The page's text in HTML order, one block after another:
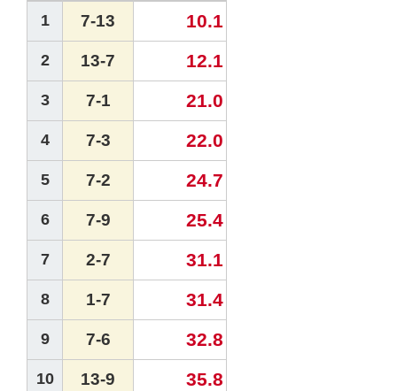
1 7-13 10.1
2 13-7 12.1
3 7-1 21.0
4 7-3 22.0
5 7-2 24.7
6 7-9 25.4
7 2-7 31.1
8 1-7 31.4
9 7-6 32.8
10 13-9 35.8